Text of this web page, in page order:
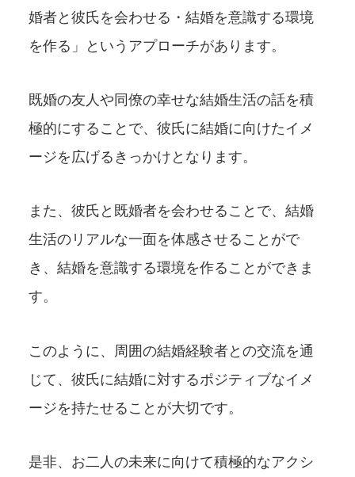
婚者と彼氏を会わせる・結婚を意識する環境
を作る」というアプローチがあります。
既婚の友人や同僚の幸せな結婚生活の話を積
極的にすることで、彼氏に結婚に向けたイメ
ージを広げるきっかけとなります。
また、彼氏と既婚者を会わせることで、結婚
生活のリアルな一面を体感させることがで
き、結婚を意識する環境を作ることができま
す。
このように、周囲の結婚経験者との交流を通
じて、彼氏に結婚に対するポジティブなイメ
ージを持たせることが大切です。
是非、お二人の未来に向けて積極的なアクシ